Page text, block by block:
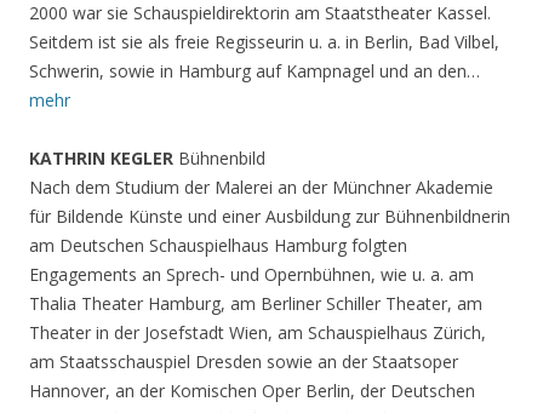
2000 war sie Schauspieldirektorin am Staatstheater Kassel.
Seitdem ist sie als freie Regisseurin u. a. in Berlin, Bad Vilbel,
Schwerin, sowie in Hamburg auf Kampnagel und an den…
mehr
KATHRIN KEGLER Bühnenbild
Nach dem Studium der Malerei an der Münchner Akademie
für Bildende Künste und einer Ausbildung zur Bühnenbildnerin
am Deutschen Schauspielhaus Hamburg folgten
Engagements an Sprech- und Opernbühnen, wie u. a. am
Thalia Theater Hamburg, am Berliner Schiller Theater, am
Theater in der Josefstadt Wien, am Schauspielhaus Zürich,
am Staatsschauspiel Dresden sowie an der Staatsoper
Hannover, an der Komischen Oper Berlin, der Deutschen